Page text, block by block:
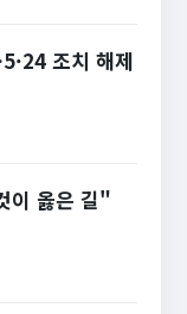
조치 해제
이 옳은 길"